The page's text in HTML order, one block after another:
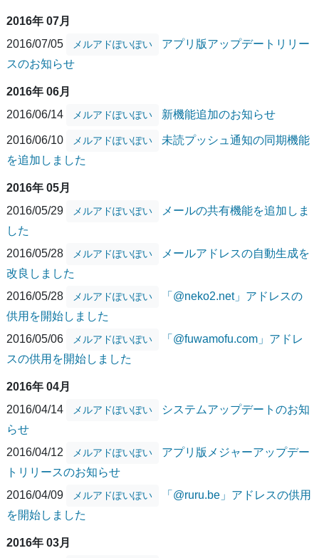
2016年 07月
2016/07/05
メルアドぽいぽい
アプリ版アップデートリリー
スのお知らせ
2016年 06月
2016/06/14
メルアドぽいぽい 新機能追加のお知らせ
2016/06/10 メルアドぽいぽい
未読プッシュ通知の同期機能
を追加しました
2016年 05月
2016/05/29
メルアドぽいぽい
メールの共有機能を追加しま
した
2016/05/28
メルアドぽいぽい
メールアドレスの自動生成を
改良しました
2016/05/28
メルアドぽいぽい
「@neko2.net」アドレスの
供用を開始しました
2016/05/06
メルアドぽいぽい
「@fuwamofu.com」アドレ
スの供用を開始しました
2016年 04月
2016/04/14
メルアドぽいぽい
システムアップデートのお知
らせ
2016/04/12
メルアドぽいぽい
アプリ版メジャーアップデー
トリリースのお知らせ
2016/04/09
メルアドぽいぽい
「@ruru.be」アドレスの供用
を開始しました
2016年 03月